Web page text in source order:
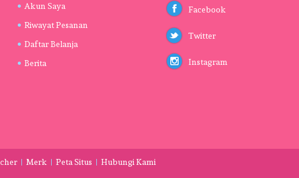
Akun Saya
Riwayat Pesanan
Daftar Belanja
Berita
Facebook
Twitter
Instagram
Merk Peta Situs Hubungi Kami